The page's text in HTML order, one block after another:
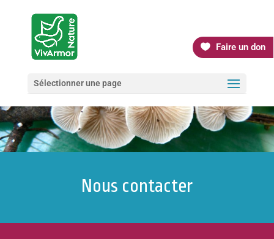
Faire un don
Sélectionner une page
Nous contacter